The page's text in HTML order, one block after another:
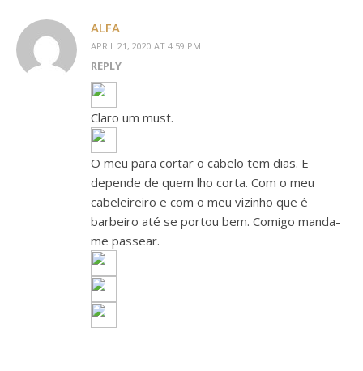
ALFA
APRIL 21, 2020 AT 4:59 PM
REPLY
Claro um must.
O meu para cortar o cabelo tem dias. E
depende de quem lho corta. Com o meu
cabeleireiro e com o meu vizinho que é
barbeiro até se portou bem. Comigo manda-
me passear.